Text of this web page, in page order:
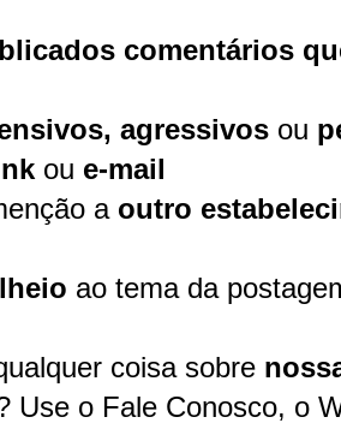
comentários
agressivos ou
ou e-mail
a outro
ao tema da
coisa sobre
Use o Fale Conosco, o